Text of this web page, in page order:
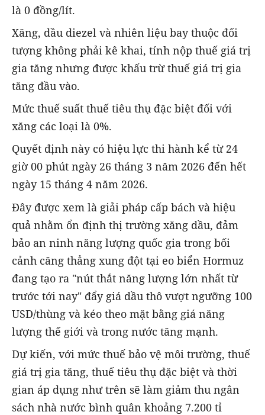
là 0 đồng/lít.
Xăng, dầu diezel và nhiên liệu bay thuộc đối
tượng không phải kê khai, tính nộp thuế giá trị
gia tăng nhưng được khấu trừ thuế giá trị gia
tăng đầu vào.
Mức thuế suất thuế tiêu thụ đặc biệt đối với
xăng các loại là 0%.
Quyết định này có hiệu lực thi hành kể từ 24
giờ 00 phút ngày 26 tháng 3 năm 2026 đến hết
ngày 15 tháng 4 năm 2026.
Đây được xem là giải pháp cấp bách và hiệu
quả nhằm ổn định thị trường xăng dầu, đảm
bảo an ninh năng lượng quốc gia trong bối
cảnh căng thẳng xung đột tại eo biển Hormuz
đang tạo ra "nút thắt năng lượng lớn nhất từ
trước tới nay" đẩy giá dầu thô vượt ngưỡng 100
USD/thùng và kéo theo mặt bằng giá năng
lượng thế giới và trong nước tăng mạnh.
Dự kiến, với mức thuế bảo vệ môi trường, thuế
giá trị gia tăng, thuế tiêu thụ đặc biệt và thời
gian áp dụng như trên sẽ làm giảm thu ngân
sách nhà nước bình quân khoảng 7.200 tỉ